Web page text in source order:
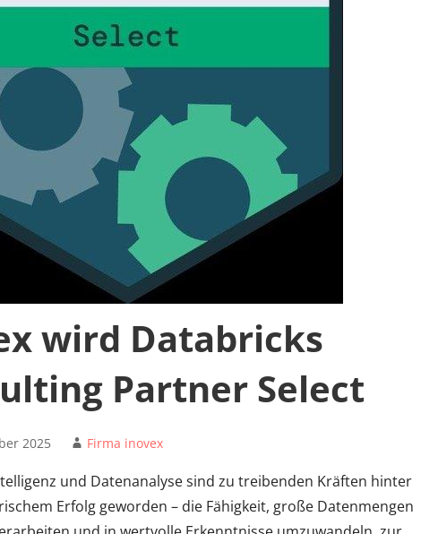
wird Databricks
Partner Select
2025 Firma inovex
und Datenanalyse sind zu treibenden Kräften hinter
Erfolg geworden – die Fähigkeit, große Datenmengen